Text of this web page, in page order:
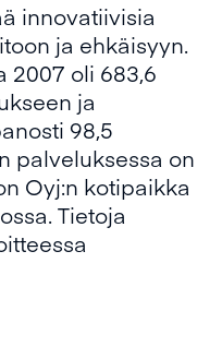
innovatiivisia
ja ehkäisyyn.
2007 oli 683,6
ja
98,5
palveluksessa on
Oyj:n kotipaikka
Tietoja